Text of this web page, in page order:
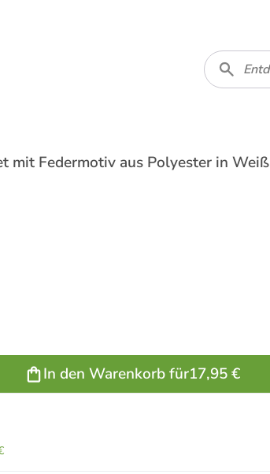
mit Federmotiv aus Polyester in Weiß
In den Warenkorb für17,95 €